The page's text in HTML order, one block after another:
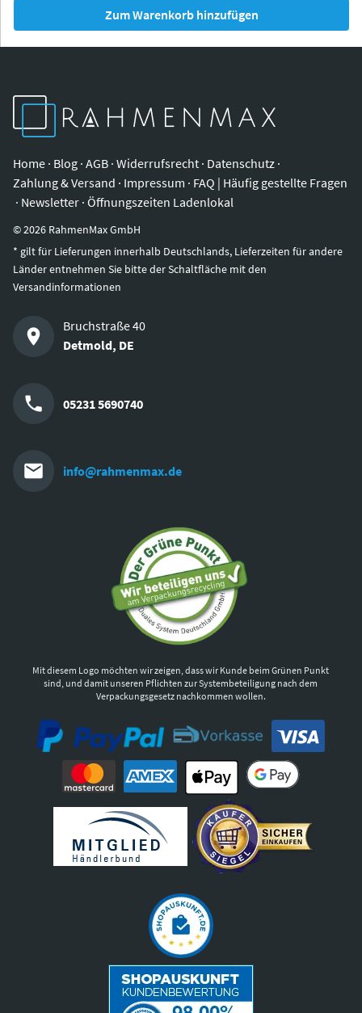
Zum Warenkorb hinzufügen
Home · Blog · AGB · Widerrufsrecht · Datenschutz ·
Zahlung & Versand · Impressum · FAQ | Häufig gestellte Fragen
· Newsletter · Öffnungszeiten Ladenlokal
©2026 RahmenMax GmbH
* gilt für Lieferungen innerhalb Deutschlands, Lieferzeiten für andere
Länder entnehmen Sie bitte der Schaltfläche mit den
Versandinformationen
Bruchstraße 40
Detmold, DE
05231 5690740
info@rahmenmax.de
Mit diesem Logo möchten wir zeigen, dass wir Kunde beim Grünen Punkt
sind, und damit unseren Pflichten zur Systembeteiligung nach dem
Verpackungsgesetz nachkommen wollen.